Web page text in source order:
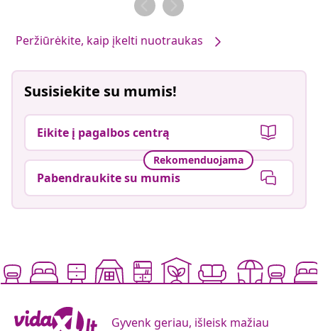
Peržiūrėkite, kaip įkelti nuotraukas
Susisiekite su mumis!
Eikite į pagalbos centrą
Rekomenduojama
Pabendraukite su mumis
Gyvenk geriau, išleisk mažiau